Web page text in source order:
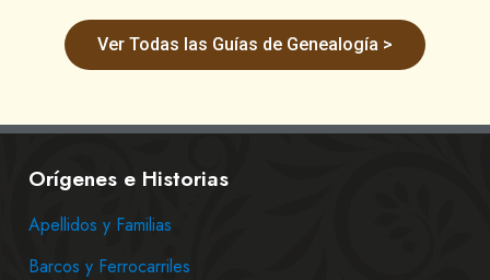
Ver Todas las Guías de Genealogía >
Orígenes e Historias
Apellidos y Familias
Barcos y Ferrocarriles